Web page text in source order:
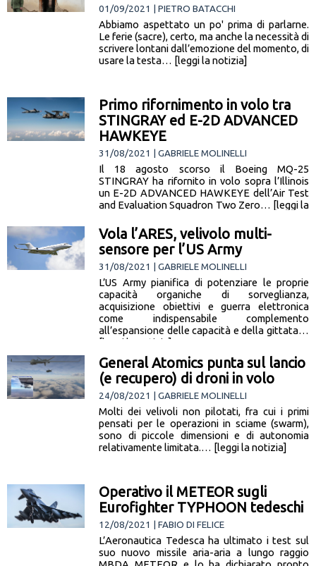
01/09/2021 | PIETRO BATACCHI
Abbiamo aspettato un po' prima di parlarne.
Le ferie (sacre), certo, ma anche la necessità di
scrivere lontani dall’emozione del momento, di
usare la testa… [leggi la notizia]
Primo rifornimento in volo tra
STINGRAY ed E-2D ADVANCED
HAWKEYE
31/08/2021 | GABRIELE MOLINELLI
Il 18 agosto scorso il Boeing MQ-25
STINGRAY ha rifornito in volo sopra l’Illinois
un E-2D ADVANCED HAWKEYE dell’Air Test
and Evaluation Squadron Two Zero… [leggi la
Vola l’ARES, velivolo multi-
sensore per l’US Army
31/08/2021 | GABRIELE MOLINELLI
L’US Army pianifica di potenziare le proprie
capacità organiche di sorveglianza,
acquisizione obiettivi e guerra elettronica
come indispensabile complemento
all’espansione delle capacità e della gittata…
[leggi la notizia]
General Atomics punta sul lancio
(e recupero) di droni in volo
24/08/2021 | GABRIELE MOLINELLI
Molti dei velivoli non pilotati, fra cui i primi
pensati per le operazioni in sciame (swarm),
sono di piccole dimensioni e di autonomia
relativamente limitata.… [leggi la notizia]
Operativo il METEOR sugli
Eurofighter TYPHOON tedeschi
12/08/2021 | FABIO DI FELICE
L’Aeronautica Tedesca ha ultimato i test sul
suo nuovo missile aria-aria a lungo raggio